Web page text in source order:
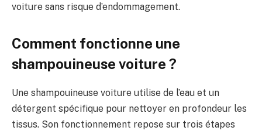
voiture sans risque d’endommagement.
Comment fonctionne une
shampouineuse voiture ?
Une shampouineuse voiture utilise de l’eau et un
détergent spécifique pour nettoyer en profondeur les
tissus. Son fonctionnement repose sur trois étapes